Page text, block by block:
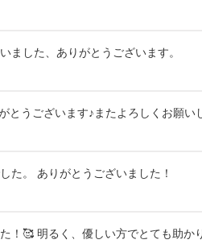
ました、ありがとうございます。
とうございます♪またよろしくお願い
た。 ありがとうございました！
！🥰 明るく、優しい方でとても助